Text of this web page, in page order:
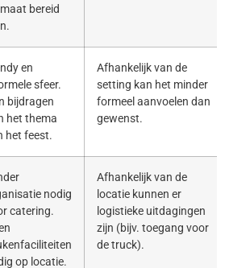
bereid
en
sfeer.
bijdragen
het thema
het feest.
Afhankelijk van de
setting kan het minder
formeel aanvoelen dan
gewenst.
nodig
catering.
op locatie.
Afhankelijk van de
locatie kunnen er
logistieke uitdagingen
zijn (bijv. toegang voor
de truck).